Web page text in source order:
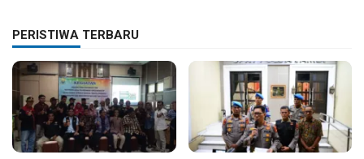
PERISTIWA TERBARU